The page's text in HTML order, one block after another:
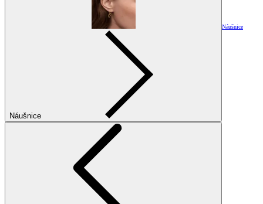
Náušnice
Náušnice